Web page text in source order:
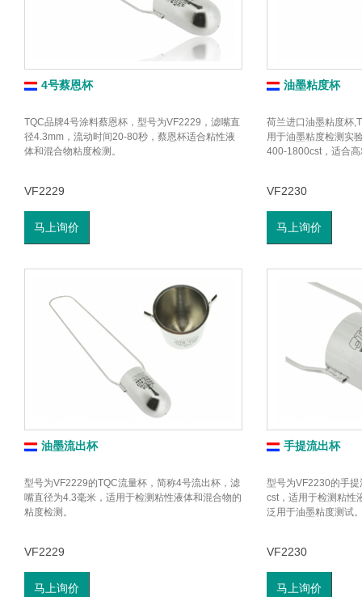
4号蔡恩杯
TQC品牌4号涂料蔡恩杯，型号为VF2229，滤嘴直
径4.3mm，流动时间20-80秒，蔡恩杯适合粘性液
体和混合物粘度检测。
VF2229
马上询价
油墨粘度杯
荷兰进口油墨粘度杯
用于油墨粘度检测实
400-1800cst，适合
VF2230
马上询价
油墨流出杯
型号为VF2229的TQC流量杯，简称4号流出杯，滤
嘴直径为4.3毫米，适用于检测粘性液体和混合物的
粘度检测。
VF2229
马上询价
手提流出杯
型号为VF2230的手
cst，适用于检测粘性
泛用于油墨粘度测试
VF2230
马上询价